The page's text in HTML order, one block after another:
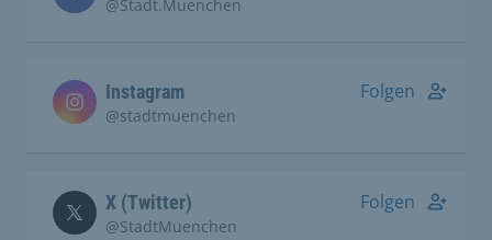
@Stadt.Muenchen
Instagram
@stadtmuenchen
Folgen
X (Twitter)
@StadtMuenchen
Folgen